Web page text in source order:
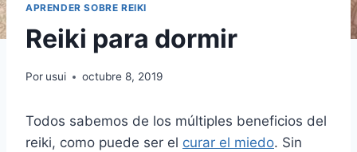
APRENDER SOBRE REIKI
Reiki para dormir
Por usui octubre 8, 2019
Todos sabemos de los múltiples beneficios del
reiki, como puede ser el curar el miedo. Sin